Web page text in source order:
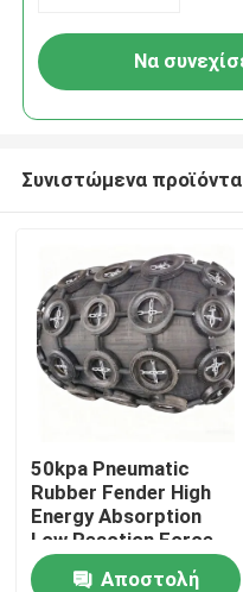
Σπίτι
Προϊόντα
Να
Συνιστώμενα προϊόντα
50kpa Pneumatic
Rubber Fender High
Energy Absorption
Low Reaction Force
Durable Use
Αποστολή